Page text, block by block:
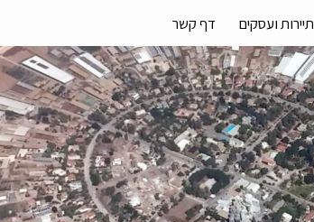
תיירות ועסקים דף קשר